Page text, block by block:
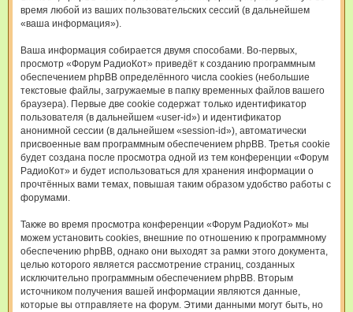
время любой из ваших пользовательских сессий (в дальнейшем
«ваша информация»).
Ваша информация собирается двумя способами. Во-первых,
просмотр «Форум РадиоКот» приведёт к созданию программным
обеспечением phpBB определённого числа cookies (небольшие
текстовые файлы, загружаемые в папку временных файлов вашего
браузера). Первые две cookie содержат только идентификатор
пользователя (в дальнейшем «user-id») и идентификатор
анонимной сессии (в дальнейшем «session-id»), автоматически
присвоенные вам программным обеспечением phpBB. Третья cookie
будет создана после просмотра одной из тем конференции «Форум
РадиоКот» и будет использоваться для хранения информации о
прочтённых вами темах, повышая таким образом удобство работы с
форумами.
Также во время просмотра конференции «Форум РадиоКот» мы
можем установить cookies, внешние по отношению к программному
обеспечению phpBB, однако они выходят за рамки этого документа,
целью которого является рассмотрение страниц, созданных
исключительно программным обеспечением phpBB. Вторым
источником получения вашей информации являются данные,
которые вы отправляете на форум. Этими данными могут быть, но